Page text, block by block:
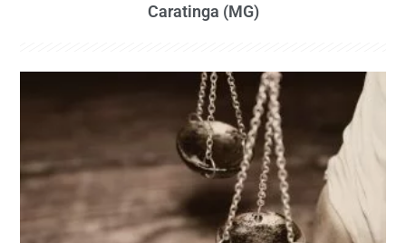
Caratinga (MG)